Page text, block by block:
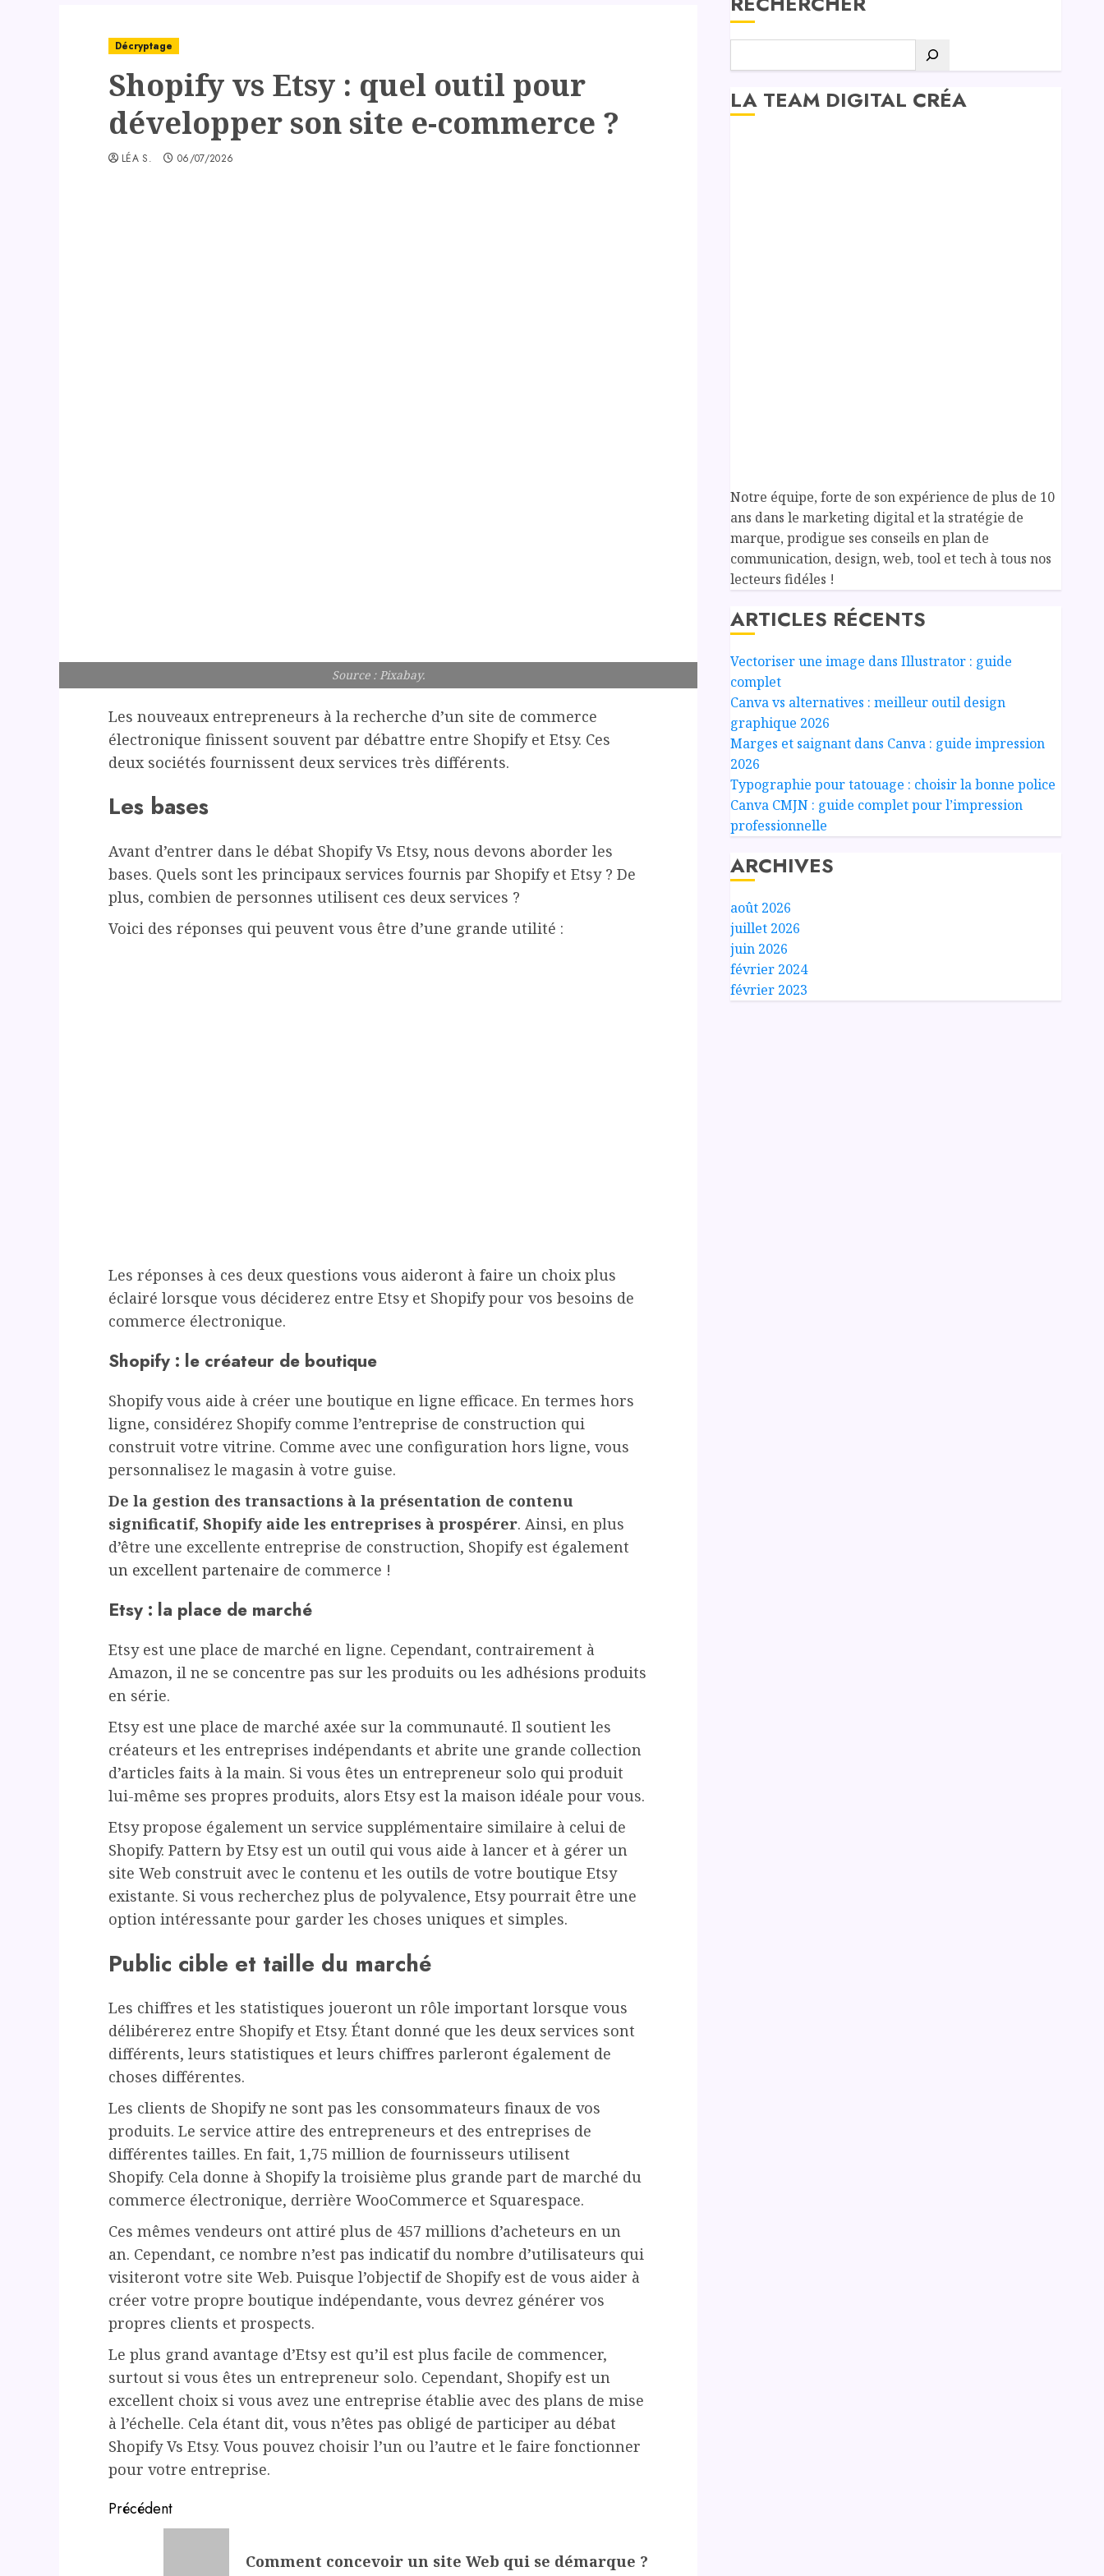
Décryptage
Shopify vs Etsy : quel outil pour
développer son site e-commerce ?
LÉA S. 06/07/2026
Source : Pixabay.
Les nouveaux entrepreneurs à la recherche d’un site de commerce
électronique finissent souvent par débattre entre Shopify et Etsy. Ces
deux sociétés fournissent deux services très différents.
Les bases
Avant d’entrer dans le débat Shopify Vs Etsy, nous devons aborder les
bases. Quels sont les principaux services fournis par Shopify et Etsy ? De
plus, combien de personnes utilisent ces deux services ?
Voici des réponses qui peuvent vous être d’une grande utilité :
Les réponses à ces deux questions vous aideront à faire un choix plus
éclairé lorsque vous déciderez entre Etsy et Shopify pour vos besoins de
commerce électronique.
Shopify : le créateur de boutique
Shopify vous aide à créer une boutique en ligne efficace. En termes hors
ligne, considérez Shopify comme l’entreprise de construction qui
construit votre vitrine. Comme avec une configuration hors ligne, vous
personnalisez le magasin à votre guise.
De la gestion des transactions à la présentation de contenu
significatif, Shopify aide les entreprises à prospérer. Ainsi, en plus
d’être une excellente entreprise de construction, Shopify est également
un excellent partenaire de commerce !
Etsy : la place de marché
Etsy est une place de marché en ligne. Cependant, contrairement à
Amazon, il ne se concentre pas sur les produits ou les adhésions produits
en série.
Etsy est une place de marché axée sur la communauté. Il soutient les
créateurs et les entreprises indépendants et abrite une grande collection
d’articles faits à la main. Si vous êtes un entrepreneur solo qui produit
lui-même ses propres produits, alors Etsy est la maison idéale pour vous.
Etsy propose également un service supplémentaire similaire à celui de
Shopify. Pattern by Etsy est un outil qui vous aide à lancer et à gérer un
site Web construit avec le contenu et les outils de votre boutique Etsy
existante. Si vous recherchez plus de polyvalence, Etsy pourrait être une
option intéressante pour garder les choses uniques et simples.
Public cible et taille du marché
Les chiffres et les statistiques joueront un rôle important lorsque vous
délibérerez entre Shopify et Etsy. Étant donné que les deux services sont
différents, leurs statistiques et leurs chiffres parleront également de
choses différentes.
Les clients de Shopify ne sont pas les consommateurs finaux de vos
produits. Le service attire des entrepreneurs et des entreprises de
différentes tailles. En fait, 1,75 million de fournisseurs utilisent
Shopify. Cela donne à Shopify la troisième plus grande part de marché du
commerce électronique, derrière WooCommerce et Squarespace.
Ces mêmes vendeurs ont attiré plus de 457 millions d’acheteurs en un
an. Cependant, ce nombre n’est pas indicatif du nombre d’utilisateurs qui
visiteront votre site Web. Puisque l’objectif de Shopify est de vous aider à
créer votre propre boutique indépendante, vous devrez générer vos
propres clients et prospects.
Le plus grand avantage d’Etsy est qu’il est plus facile de commencer,
surtout si vous êtes un entrepreneur solo. Cependant, Shopify est un
excellent choix si vous avez une entreprise établie avec des plans de mise
à l’échelle. Cela étant dit, vous n’êtes pas obligé de participer au débat
Shopify Vs Etsy. Vous pouvez choisir l’un ou l’autre et le faire fonctionner
pour votre entreprise.
Post
Précédent
Comment concevoir un site Web qui se démarque ?
LA TEAM DIGITAL CRÉA
Notre équipe, forte de son expérience de plus de 10
ans dans le marketing digital et la stratégie de
marque, prodigue ses conseils en plan de
communication, design, web, tool et tech à tous nos
lecteurs fidéles !
ARTICLES RÉCENTS
Vectoriser une image dans Illustrator : guide
complet
Canva vs alternatives : meilleur outil design
graphique 2026
Marges et saignant dans Canva : guide impression
2026
Typographie pour tatouage : choisir la bonne police
Canva CMJN : guide complet pour l’impression
professionnelle
ARCHIVES
août 2026
juillet 2026
juin 2026
février 2024
février 2023